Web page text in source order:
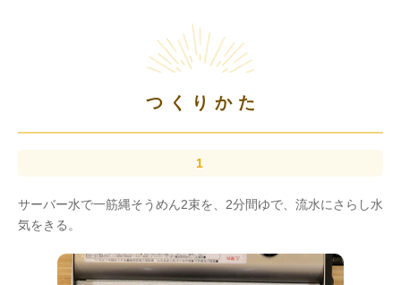
つくりかた
サーバー水で一筋縄そうめん2束を、2分間ゆで、流水にさらし水
気をきる。